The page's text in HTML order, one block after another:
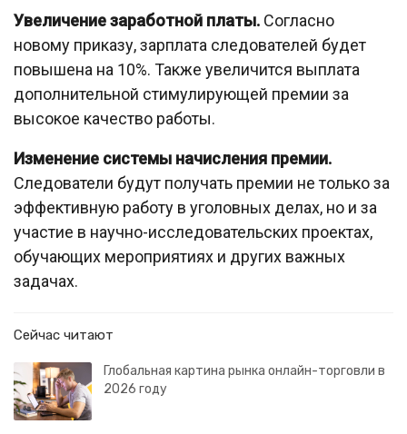
Увеличение заработной платы. Согласно
новому приказу, зарплата следователей будет
повышена на 10%. Также увеличится выплата
дополнительной стимулирующей премии за
высокое качество работы.
Изменение системы начисления премии.
Следователи будут получать премии не только за
эффективную работу в уголовных делах, но и за
участие в научно-исследовательских проектах,
обучающих мероприятиях и других важных
задачах.
Сейчас читают
Глобальная картина рынка онлайн-торговли в
2026 году